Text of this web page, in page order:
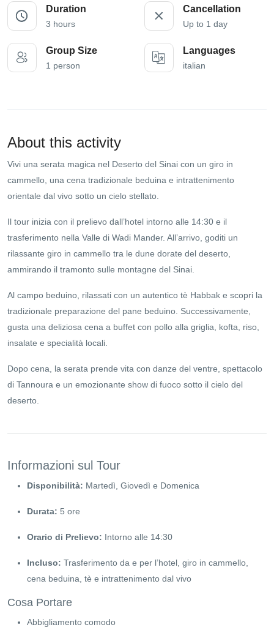
Duration
3 hours
Cancellation
Up to 1 day
Group Size
1 person
Languages
italian
About this activity
Vivi una serata magica nel Deserto del Sinai con un giro in
cammello, una cena tradizionale beduina e intrattenimento
orientale dal vivo sotto un cielo stellato.
Il tour inizia con il prelievo dall’hotel intorno alle 14:30 e il
trasferimento nella Valle di Wadi Mander. All’arrivo, goditi un
rilassante giro in cammello tra le dune dorate del deserto,
ammirando il tramonto sulle montagne del Sinai.
Al campo beduino, rilassati con un autentico tè Habbak e scopri la
tradizionale preparazione del pane beduino. Successivamente,
gusta una deliziosa cena a buffet con pollo alla griglia, kofta, riso,
insalate e specialità locali.
Dopo cena, la serata prende vita con danze del ventre, spettacolo
di Tannoura e un emozionante show di fuoco sotto il cielo del
deserto.
Informazioni sul Tour
Disponibilità: Martedì, Giovedì e Domenica
Durata: 5 ore
Orario di Prelievo: Intorno alle 14:30
Incluso: Trasferimento da e per l’hotel, giro in cammello,
cena beduina, tè e intrattenimento dal vivo
Cosa Portare
Abbigliamento comodo